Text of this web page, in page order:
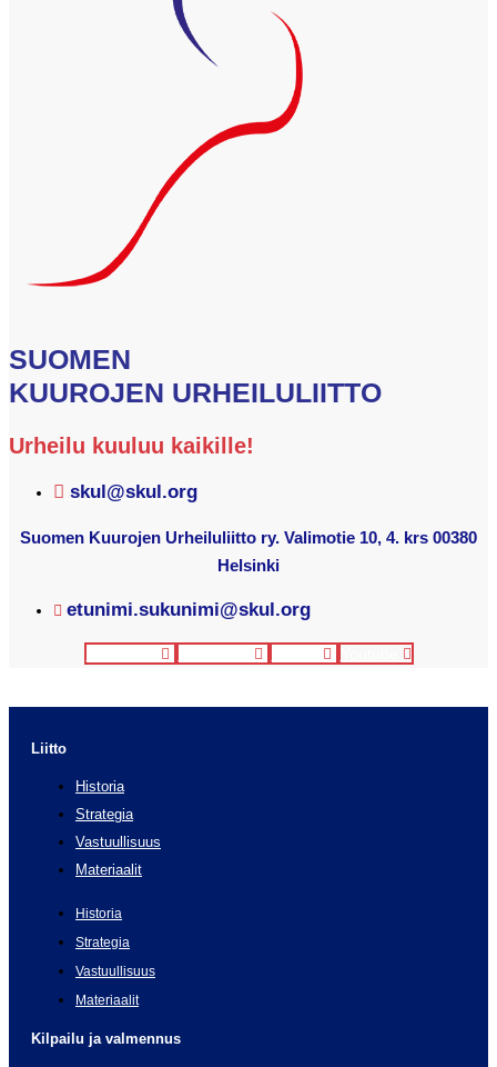
SUOMEN
KUUROJEN URHEILULIITTO
Urheilu kuuluu kaikille!
skul@skul.org
Suomen Kuurojen Urheiluliitto ry. Valimotie 10, 4. krs 00380
Helsinki
etunimi.sukunimi@skul.org
Liitto
Historia
Strategia
Vastuullisuus
Materiaalit
Historia
Strategia
Vastuullisuus
Materiaalit
Kilpailu ja valmennus